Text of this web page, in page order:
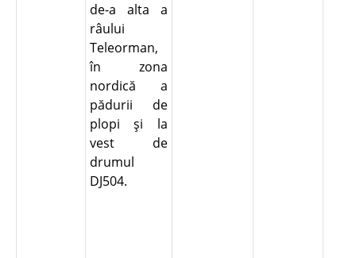
de-a alta a
râului
Teleorman,
în zona
nordică a
pădurii de
plopi şi la
vest de
drumul
DJ504.